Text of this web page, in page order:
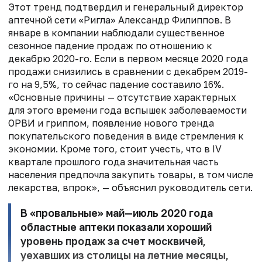
Этот тренд подтвердил и генеральный директор
аптечной сети «Ригла» Александр Филиппов. В
январе в компании наблюдали существенное
сезонное падение продаж по отношению к
декабрю 2020-го. Если в первом месяце 2020 года
продажи снизились в сравнении с декабрем 2019-
го на 9,5%, то сейчас падение составило 16%.
«Основные причины — отсутствие характерных
для этого времени года вспышек заболеваемости
ОРВИ и гриппом, появление нового тренда
покупательского поведения в виде стремления к
экономии. Кроме того, стоит учесть, что в IV
квартале прошлого года значительная часть
населения предпочла закупить товары, в том числе
лекарства, впрок», — объяснил руководитель сети.
В «провальные» май—июль 2020 года
областные аптеки показали хороший
уровень продаж за счет москвичей,
уехавших из столицы на летние месяцы,